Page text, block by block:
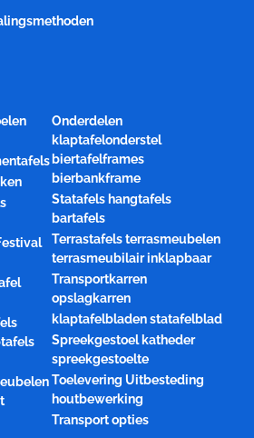
Onderdelen
klaptafelonderstel
biertafelframes
bierbankframe
Statafels hangtafels
bartafels
Terrastafels terrasmeubelen
terrasmeubilair inklapbaar
Transportkarren
opslagkarren
klaptafelbladen statafelblad
Spreekgestoel katheder
spreekgestoelte
Toelevering Uitbesteding
houtbewerking
Transport opties